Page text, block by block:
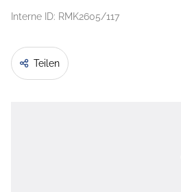
Interne ID: RMK2605/117
Teilen